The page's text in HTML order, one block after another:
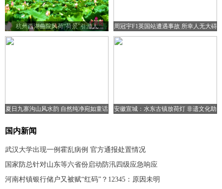
杭州西湖曲院风荷“荷景”引游人 周冠宇F1英国站遭遇事故 所幸人无大碍
夏日九寨沟山风水韵 自然纯净宛如童话
安徽宣城：水东古镇放荷灯 非遗文化助
国内新闻
武汉大学出现一例霍乱病例 官方通报处置情况
国家防总针对山东等六省份启动防汛四级应急响应
河南村镇银行储户又被赋“红码”？12345：原因未明